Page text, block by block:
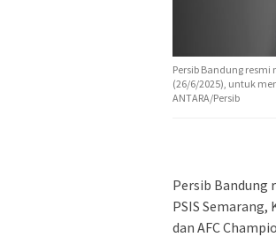
Persib Bandung
(26/6/2025), untuk
ANTARA/Persib
Persib Bandung
PSIS
dan AFC